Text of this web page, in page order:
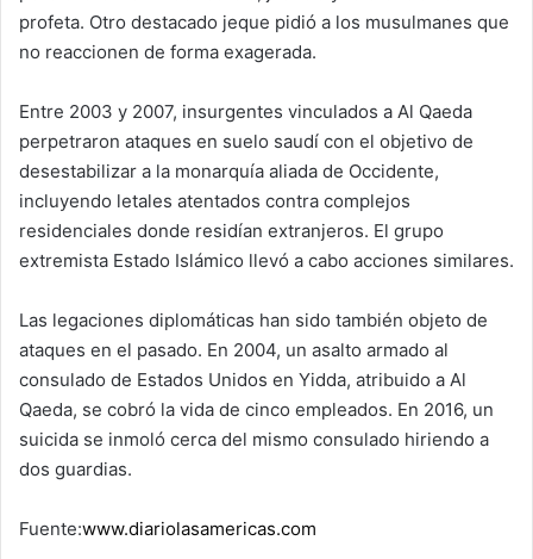
profeta. Otro destacado jeque pidió a los musulmanes que
no reaccionen de forma exagerada.
Entre 2003 y 2007, insurgentes vinculados a Al Qaeda
perpetraron ataques en suelo saudí con el objetivo de
desestabilizar a la monarquía aliada de Occidente,
incluyendo letales atentados contra complejos
residenciales donde residían extranjeros. El grupo
extremista Estado Islámico llevó a cabo acciones similares.
Las legaciones diplomáticas han sido también objeto de
ataques en el pasado. En 2004, un asalto armado al
consulado de Estados Unidos en Yidda, atribuido a Al
Qaeda, se cobró la vida de cinco empleados. En 2016, un
suicida se inmoló cerca del mismo consulado hiriendo a
dos guardias.
Fuente:www.diariolasamericas.com